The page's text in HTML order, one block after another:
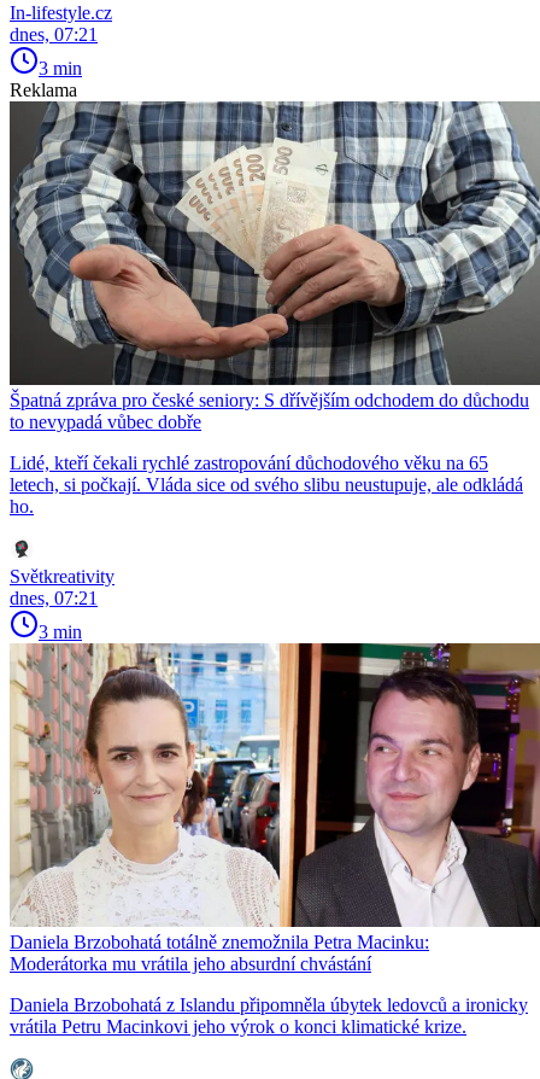
In-lifestyle.cz
dnes, 07:21
3 min
Reklama
Špatná zpráva pro české seniory: S dřívějším odchodem do důchodu
to nevypadá vůbec dobře
Lidé, kteří čekali rychlé zastropování důchodového věku na 65
letech, si počkají. Vláda sice od svého slibu neustupuje, ale odkládá
ho.
Světkreativity
dnes, 07:21
3 min
Daniela Brzobohatá totálně znemožnila Petra Macinku:
Moderátorka mu vrátila jeho absurdní chvástání
Daniela Brzobohatá z Islandu připomněla úbytek ledovců a ironicky
vrátila Petru Macinkovi jeho výrok o konci klimatické krize.